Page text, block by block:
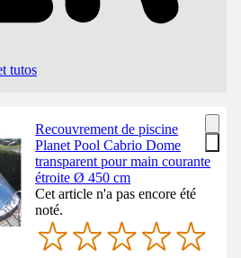
tutos
Recouvrement de piscine
Planet Pool Cabrio Dome
transparent pour main courante
étroite Ø 450 cm
Cet article n'a pas encore été
noté.